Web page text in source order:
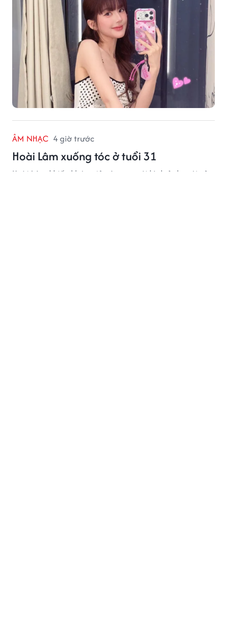
ÂM NHẠC 4 giờ trước
Hoài Lâm xuống tóc ở tuổi 31
Hoài Lâm khiến khán giả xôn xao với hình ảnh mới của